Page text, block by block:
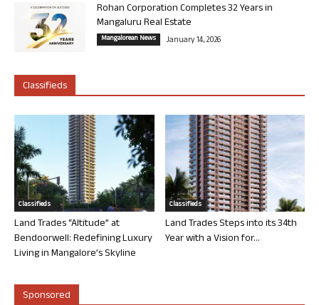
Rohan Corporation Completes 32 Years in
Mangaluru Real Estate
Mangalorean News January 14, 2026
Classifieds
Classifieds
Land Trades “Altitude” at
Bendoorwell: Redefining Luxury
Living in Mangalore’s Skyline
Classifieds
Land Trades Steps into its 34th
Year with a Vision for...
Sponsored